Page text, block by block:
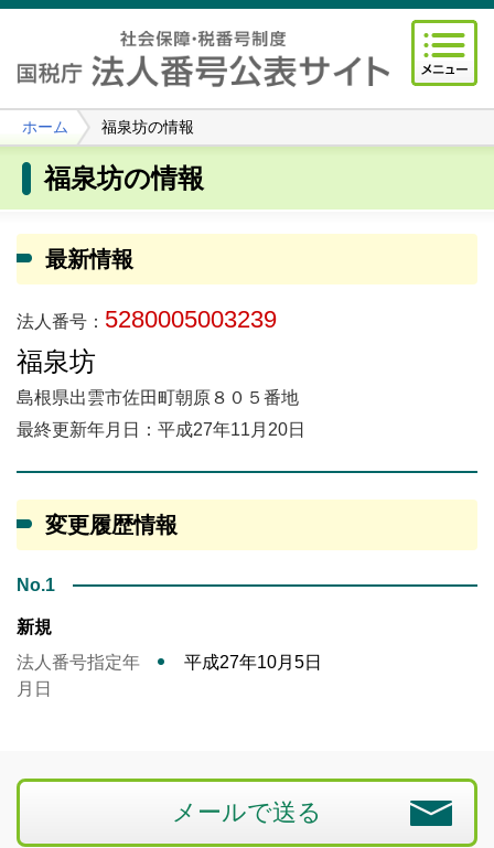
ホーム 福泉坊の情報
福泉坊の情報
最新情報
法人番号： 5280005003239
福泉坊
島根県出雲市佐田町朝原８０５番地
最終更新年月日：平成27年11月20日
変更履歴情報
No.1
新規
法人番号指定年
月日
平成27年10月5日
メールで送る